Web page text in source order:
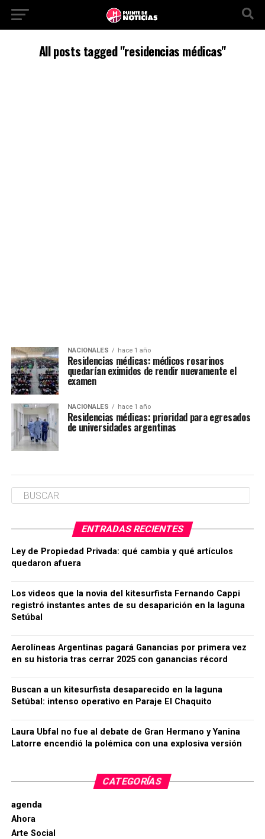
All posts tagged "residencias médicas"
NACIONALES hace 1 año
Residencias médicas: médicos rosarinos
quedarían eximidos de rendir nuevamente el
examen
NACIONALES hace 1 año
Residencias médicas: prioridad para egresados
de universidades argentinas
ENTRADAS RECIENTES
Ley de Propiedad Privada: qué cambia y qué artículos
quedaron afuera
Los videos que la novia del kitesurfista Fernando Cappi
registró instantes antes de su desaparición en la laguna
Setúbal
Aerolíneas Argentinas pagará Ganancias por primera vez
en su historia tras cerrar 2025 con ganancias récord
Buscan a un kitesurfista desaparecido en la laguna
Setúbal: intenso operativo en Paraje El Chaquito
Laura Ubfal no fue al debate de Gran Hermano y Yanina
Latorre encendió la polémica con una explosiva versión
CATEGORÍAS
agenda
Ahora
Arte Social